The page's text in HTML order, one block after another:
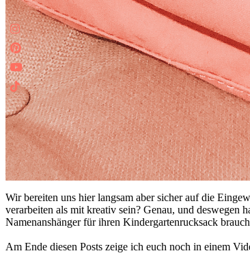
Wir bereiten uns hier langsam aber sicher auf die
verarbeiten als mit kreativ sein? Genau, und deswegen
Namenanshänger für ihren Kindergartenrucksack
Am Ende diesen Posts zeige ich euch noch in einem